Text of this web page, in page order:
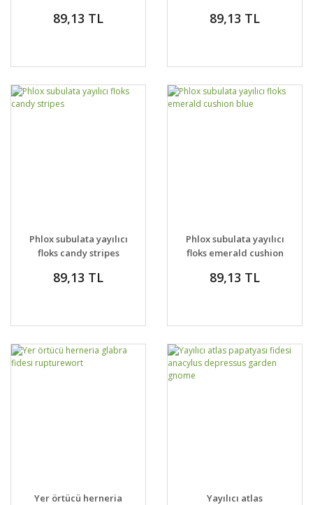
89,13 TL 89,13 TL
Phlox subulata yayılıcı
floks candy stripes
89,13 TL
Phlox subulata yayılıcı
floks emerald cushion
89,13 TL
Yer örtücü herneria
Yayılıcı atlas